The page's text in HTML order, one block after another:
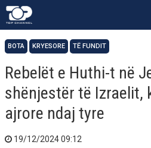
BOTA KRYESORE TË FUNDIT
Rebelët e Huthi-t në
shënjestër të Izraelit,
ajrore ndaj tyre
19/12/2024 09:12